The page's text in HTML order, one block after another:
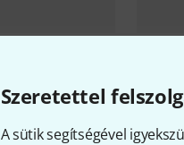
Szeretettel
A sütik segítségével
150